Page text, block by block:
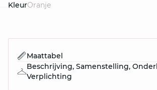
Kleur oranje
Maattabel
Beschrijving, Samenstelling,
Verplichting